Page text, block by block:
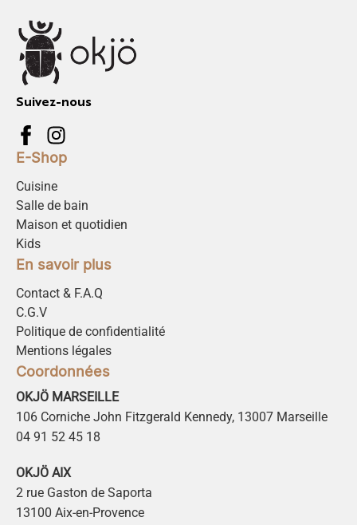
Suivez-nous
E-Shop
Cuisine
Salle de bain
Maison et quotidien
Kids
En savoir plus
Contact & F.A.Q
C.G.V
Politique de confidentialité
Mentions légales
Coordonnées
OKJÖ MARSEILLE
106 Corniche John Fitzgerald Kennedy, 13007 Marseille
04 91 52 45 18
OKJÖ AIX
2 rue Gaston de Saporta
13100 Aix-en-Provence